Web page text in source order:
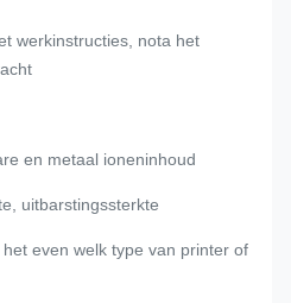
werkinstructies, nota het
en metaal ioneninhoud
uitbarstingssterkte
even welk type van printer of